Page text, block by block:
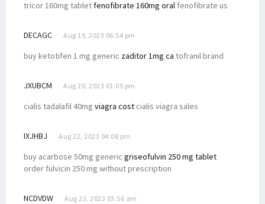
tricor 160mg tablet fenofibrate 160mg oral fenofibrate us
DECAGC Aug 19, 2023 06:54 pm
buy ketotifen 1 mg generic zaditor 1mg ca tofranil brand
JXUBCM Aug 20, 2023 01:05 pm
cialis tadalafil 40mg viagra cost cialis viagra sales
IXJHBJ Aug 22, 2023 04:08 pm
buy acarbose 50mg generic griseofulvin 250 mg tablet
order fulvicin 250 mg without prescription
NCDVDW Aug 23, 2023 03:56 am